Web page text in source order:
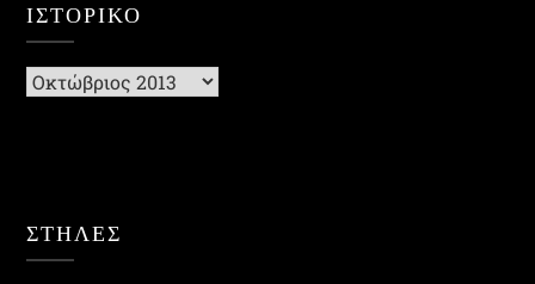
ΙΣΤΟΡΙΚΌ
Ιστορικό
ΣΤΗΛΕΣ